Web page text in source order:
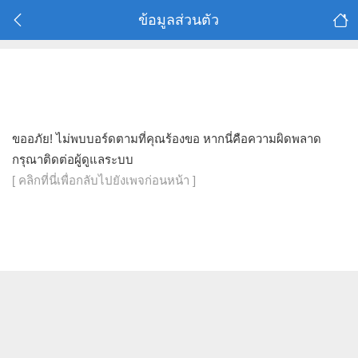
ข้อมูลส่วนตัว
ขออภัย! ไม่พบบอร์ดตามที่คุณร้องขอ หากนี่คือความผิดพลาด
กรุณาติดต่อผู้ดูแลระบบ
[ คลิกที่นี่เพื่อกลับไปยังเพจก่อนหน้า ]